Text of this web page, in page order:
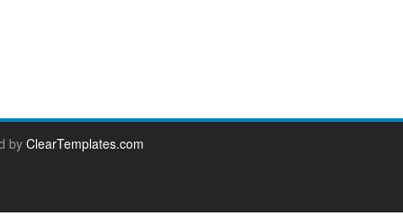
by ClearTemplates.com